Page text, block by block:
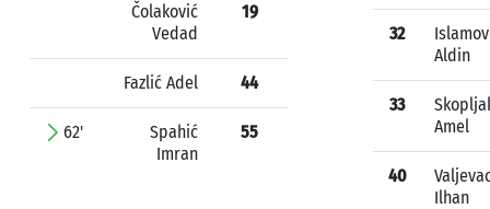
Čolaković
Vedad
19
Fazlić Adel 44
62'
Spahić
Imran
55
32
Aldin
33
Amel
40
Ilhan